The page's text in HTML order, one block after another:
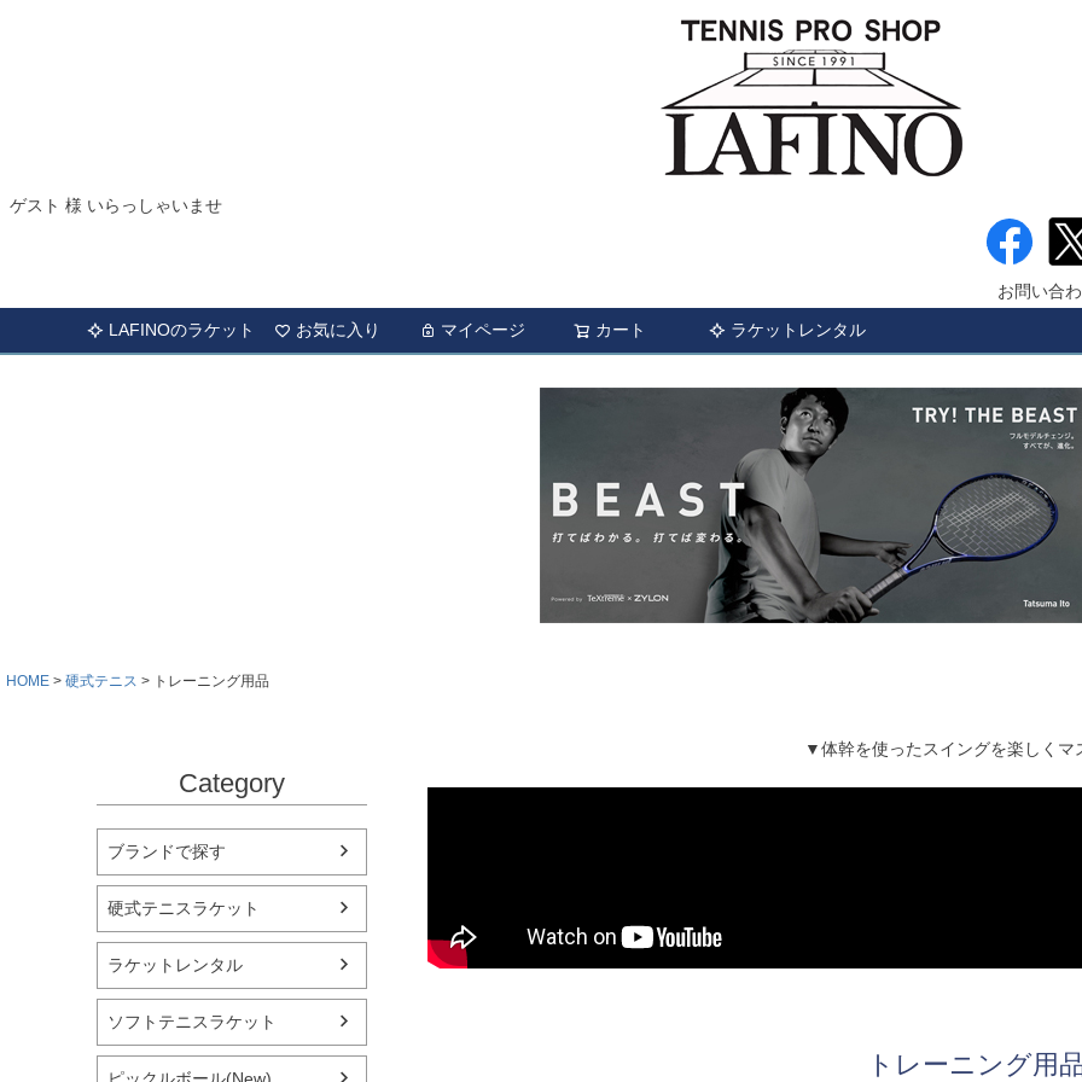
ゲスト 様 いらっしゃいませ
お問い合
LAFINOのラケット お気に入り マイページ カート ラケットレンタル
HOME 硬式テニス トレーニング用品
Category
ブランドで探す
硬式テニスラケット
ラケットレンタル
ソフトテニスラケット
ピックルボール(New)
▼体幹を使ったスイングを楽しくマ
トレーニング用